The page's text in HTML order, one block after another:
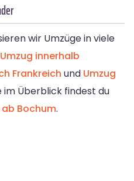
wir Umzüge in viele
Umzug innerhalb
Frankreich und Umzug
im Überblick findest du
Bochum.